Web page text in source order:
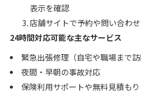
表示を確認
店舗サイトで予約や問い合わ
24時間対応可能な主なサービス
緊急出張修理（自宅や職場まで訪
夜間・早朝の事故対応
保険利用サポートや無料見積もり